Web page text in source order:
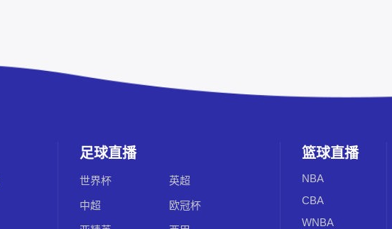
足球直播
世界杯 英超
中超 欧冠杯
篮球直播
NBA
CBA
WNBA